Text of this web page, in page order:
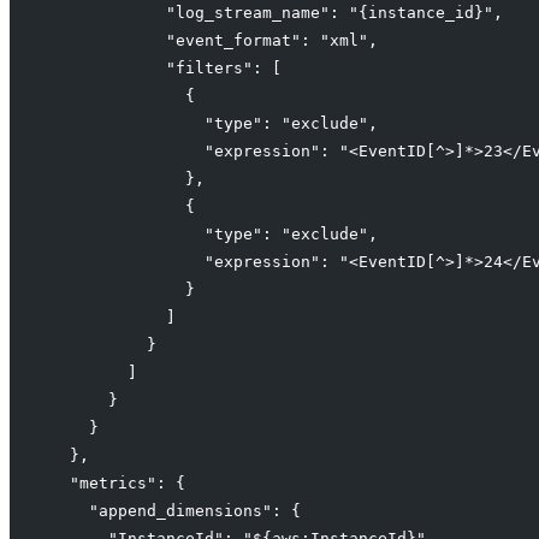
            "log_stream_name": "{instance_id}",
            "event_format": "xml",
            "filters": [
              {
                "type": "exclude",
"expression": "<EventID[^>]*>23</
              },
              {
                "type": "exclude",
"expression": "<EventID[^>]*>24</
              }
            ]
          }
        ]
      }
    }
  },
  "metrics": {
    "append_dimensions": {